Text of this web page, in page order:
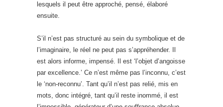
lesquels il peut être approché, pensé, élaboré
ensuite.
S’il n’est pas structuré au sein du symbolique et de
l’imaginaire, le réel ne peut pas s’appréhender. Il
est alors informe, impensé. Il est ‘l’objet d’angoisse
par excellence.’ Ce n’est même pas l’inconnu, c’est
le ‘non-reconnu’. Tant qu’il n’est pas relié, mis en
mots, donc intégré, tant qu’il reste inommé, il est